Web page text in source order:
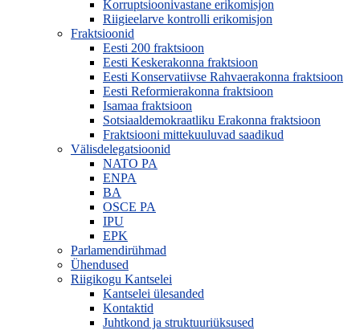
Korruptsioonivastane erikomisjon
Riigieelarve kontrolli erikomisjon
Fraktsioonid
Eesti 200 fraktsioon
Eesti Keskerakonna fraktsioon
Eesti Konservatiivse Rahvaerakonna fraktsioon
Eesti Reformierakonna fraktsioon
Isamaa fraktsioon
Sotsiaaldemokraatliku Erakonna fraktsioon
Fraktsiooni mittekuuluvad saadikud
Välisdelegatsioonid
NATO PA
ENPA
BA
OSCE PA
IPU
EPK
Parlamendirühmad
Ühendused
Riigikogu Kantselei
Kantselei ülesanded
Kontaktid
Juhtkond ja struktuuriüksused